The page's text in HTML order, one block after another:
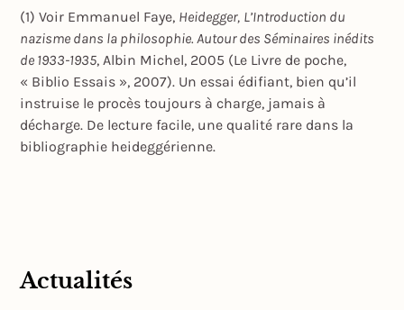
(1) Voir Emmanuel Faye, Heidegger, L’Introduction du
nazisme dans la philosophie. Autour des Séminaires inédits
de 1933-1935, Albin Michel, 2005 (Le Livre de poche,
« Biblio Essais », 2007). Un essai édifiant, bien qu’il
instruise le procès toujours à charge, jamais à
décharge. De lecture facile, une qualité rare dans la
bibliographie heideggérienne.
Actualités